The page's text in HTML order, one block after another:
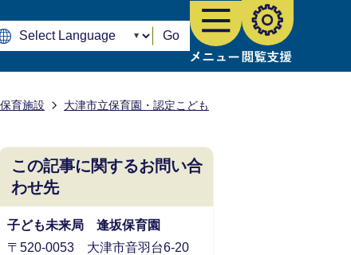
Go
保育施設
大津市立保育園・認定こども
この記事に関するお問い合
わせ先
子ども未来局 逢坂保育園
〒520-0053 大津市音羽台6-20